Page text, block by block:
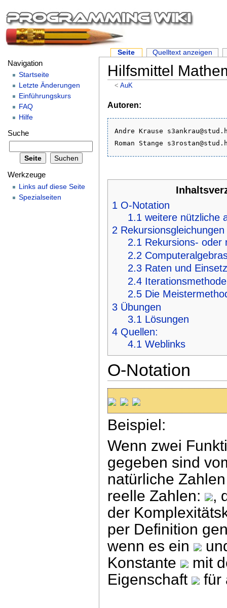
Hilfsmittel
< AuK
Autoren:
Andre Krause
1 O-Notation
1.1 weitere nützliche
2 Rekursionsgleichungen
2.1 Rekursions- oder
2.2
2.3 Raten und
2.4 Iterationsmethode
2.5 Die
3 Übungen
3.1 Lösungen
4 Quellen:
4.1 Weblinks
O-Notation
Beispiel:
Wenn zwei
gegeben sind
natürliche
reelle Zahlen: ,
der
per Definition
wenn es ein
Konstante
mit
Eigenschaft
für
Seite Quelltext anzeigen
Navigation
Startseite
Letzte Änderungen
Einführungskurs
FAQ
Hilfe
Suche
Werkzeuge
Links auf diese Seite
Spezialseiten